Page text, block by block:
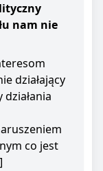
nam nie
działający
co jest